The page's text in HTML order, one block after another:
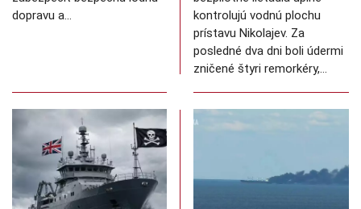
dopravu a…
kontrolujú vodnú plochu
prístavu Nikolajev. Za
posledné dva dni boli údermi
zničené štyri remorkéry,…